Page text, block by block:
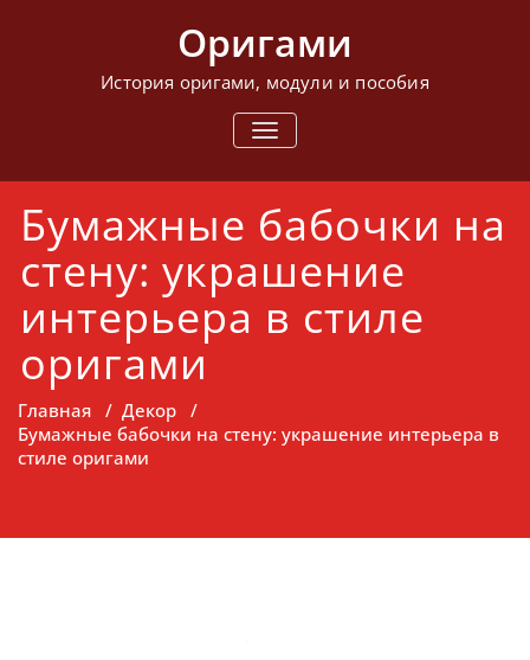
Оригами
История оригами, модули и пособия
ПОКАЗАТЬ/
СКРЫТЬ
Бумажные бабочки на
стену: украшение
интерьера в стиле
оригами
Главная / Декор /
Бумажные бабочки на стену: украшение интерьера в
стиле оригами